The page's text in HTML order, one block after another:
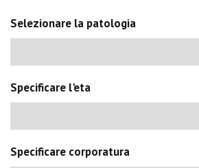
Selezionare la patologia
Specificare l'eta
Specificare corporatura